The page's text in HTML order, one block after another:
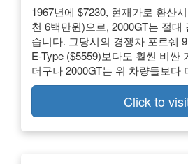
1967년에 $7230, 현재가로 환산
천 6백만원)으로, 2000GT는 절대
습니다. 그당시의 경쟁차 포르쉐
E-Type ($5559)보다도 훨씬 비싼
더구나 2000GT는 위 차량들보다
Click to